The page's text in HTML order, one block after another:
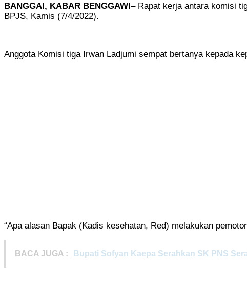
BANGGAI, KABAR BENGGAWI– Rapat kerja antara komisi
BPJS, Kamis (7/4/2022).
Anggota Komisi tiga Irwan Ladjumi sempat bertanya kepada
“Apa alasan Bapak (Kadis kesehatan, Red) melakukan
BACA JUGA : Bupati Sofyan Kaepa Serahkan SK PNS